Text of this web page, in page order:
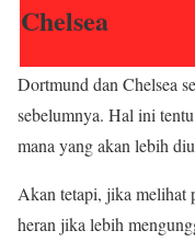
Chelsea
Dortmund dan Chelsea
sebelumnya. Hal ini
mana yang akan lebih
Akan tetapi, jika melihat
heran jika lebih